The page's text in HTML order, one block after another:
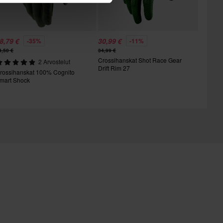
€ -35%
€
2 Arvostelut
100% Cognito
Shock
30,99 € -11%
34,99 €
Crossihanskat Shot Race Gear
Drift Rim 27